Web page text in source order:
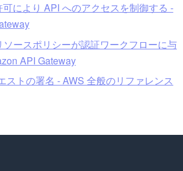
により API へのアクセスを制御する -
ソースポリシーが認証ワークフローに与
API Gateway
ストの署名 - AWS 全般のリファレンス